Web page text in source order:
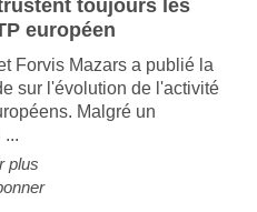
toujours les
européen
Forvis Mazars a publié la
sur l'évolution de l'activité
Malgré un
plus